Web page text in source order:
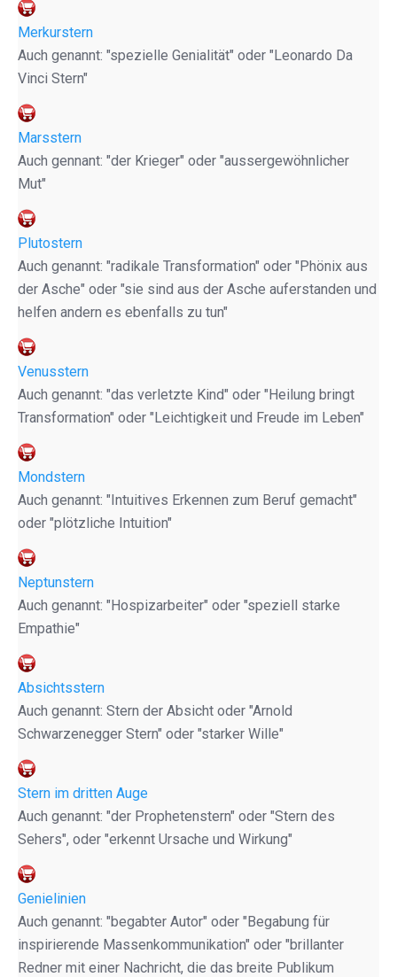
Merkurstern
Auch genannt: "spezielle Genialität" oder "Leonardo Da
Vinci Stern"
Marsstern
Auch gennant: "der Krieger" oder "aussergewöhnlicher
Mut"
Plutostern
Auch genannt: "radikale Transformation" oder "Phönix aus
der Asche" oder "sie sind aus der Asche auferstanden und
helfen andern es ebenfalls zu tun"
Venusstern
Auch genannt: "das verletzte Kind" oder "Heilung bringt
Transformation" oder "Leichtigkeit und Freude im Leben"
Mondstern
Auch genannt: "Intuitives Erkennen zum Beruf gemacht"
oder "plötzliche Intuition"
Neptunstern
Auch genannt: "Hospizarbeiter" oder "speziell starke
Empathie"
Absichtsstern
Auch genannt: Stern der Absicht oder "Arnold
Schwarzenegger Stern" oder "starker Wille"
Stern im dritten Auge
Auch genannt: "der Prophetenstern" oder "Stern des
Sehers", oder "erkennt Ursache und Wirkung"
Genielinien
Auch genannt: "begabter Autor" oder "Begabung für
inspirierende Massenkommunikation" oder "brillanter
Redner mit einer Nachricht, die das breite Publikum